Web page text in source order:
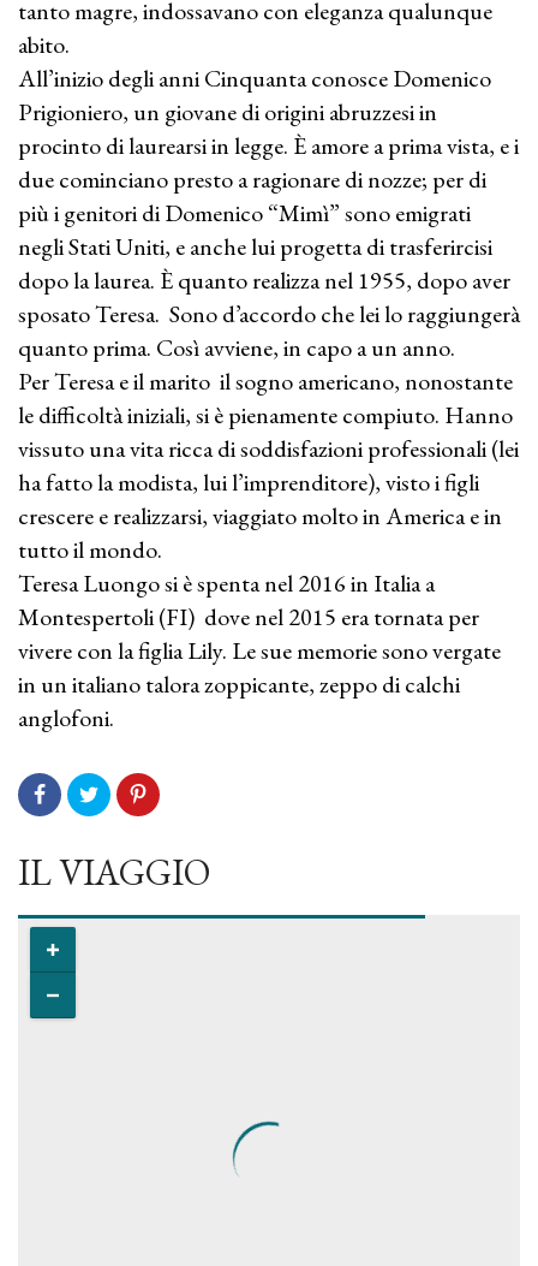
tanto magre, indossavano con eleganza qualunque
abito.
All’inizio degli anni Cinquanta conosce Domenico
Prigioniero, un giovane di origini abruzzesi in
procinto di laurearsi in legge. È amore a prima vista, e i
due cominciano presto a ragionare di nozze; per di
più i genitori di Domenico “Mimì” sono emigrati
negli Stati Uniti, e anche lui progetta di trasferircisi
dopo la laurea. È quanto realizza nel 1955, dopo aver
sposato Teresa. Sono d’accordo che lei lo raggiungerà
quanto prima. Così avviene, in capo a un anno.
Per Teresa e il marito il sogno americano, nonostante
le difficoltà iniziali, si è pienamente compiuto. Hanno
vissuto una vita ricca di soddisfazioni professionali (lei
ha fatto la modista, lui l’imprenditore), visto i figli
crescere e realizzarsi, viaggiato molto in America e in
tutto il mondo.
Teresa Luongo si è spenta nel 2016 in Italia a
Montespertoli (FI) dove nel 2015 era tornata per
vivere con la figlia Lily. Le sue memorie sono vergate
in un italiano talora zoppicante, zeppo di calchi
anglofoni.
IL VIAGGIO